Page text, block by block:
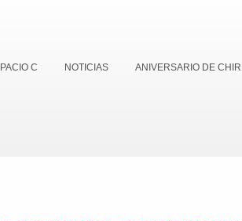
C NOTICIAS ANIVERSARIO DE